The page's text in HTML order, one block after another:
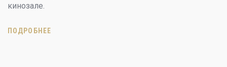
кинозале.
ПОДРОБНЕЕ